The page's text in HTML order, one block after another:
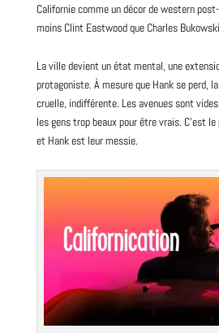
Californie comme un décor de western
moins Clint Eastwood que Charles
La ville devient un état mental, une
protagoniste. À mesure que Hank se perd,
cruelle, indifférente. Les avenues sont
les gens trop beaux pour être vrais. C’est
et Hank est leur messie.